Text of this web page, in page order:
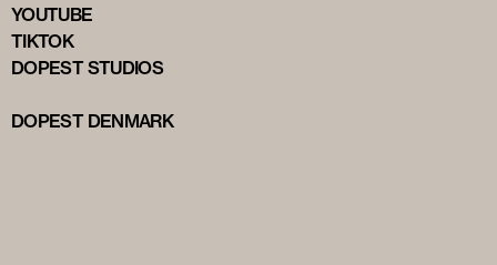
YOUTUBE
TIKTOK
DOPEST STUDIOS
DOPEST DENMARK